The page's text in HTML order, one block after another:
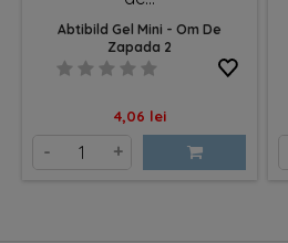
Abtibild Gel Mini - Om De
Zapada 2
Pret
4,06 lei
- +